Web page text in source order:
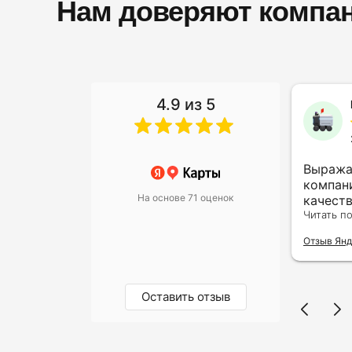
Нам доверяют
4.9 из 5
На основе 71 оценок
Оставить отзыв
Алина Гайдарова
Не первый раз обращаюсь
сюда, очень довольна
результатом. Юристы
только
заботой о
Читать
Отзыв